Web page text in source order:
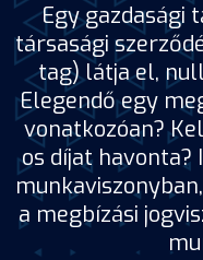
Egy gazdasági
társasági
tag) látja el,
Elegendő egy
vonatkozóan?
os díjat havonta?
a megbízási